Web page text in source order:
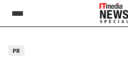
PR